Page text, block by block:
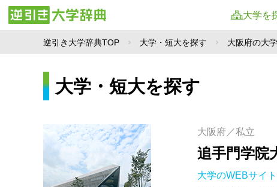
大学を
逆引き大学辞典TOP 大学・短大を探す 大阪府の大
大学・短大を探す
大阪府／私立
追手門学院
大学のWEBサイ